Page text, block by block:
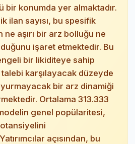
bir konumda yer almaktadır.
ilan sayısı, bu spesifik
aşırı bir arz bolluğu ne
işaret etmektedir. Bu
bir likiditeye sahip
karşılayacak düzeyde
bir arz dinamiği
Ortalama 313.333
genel popülaritesi,
açısından, bu